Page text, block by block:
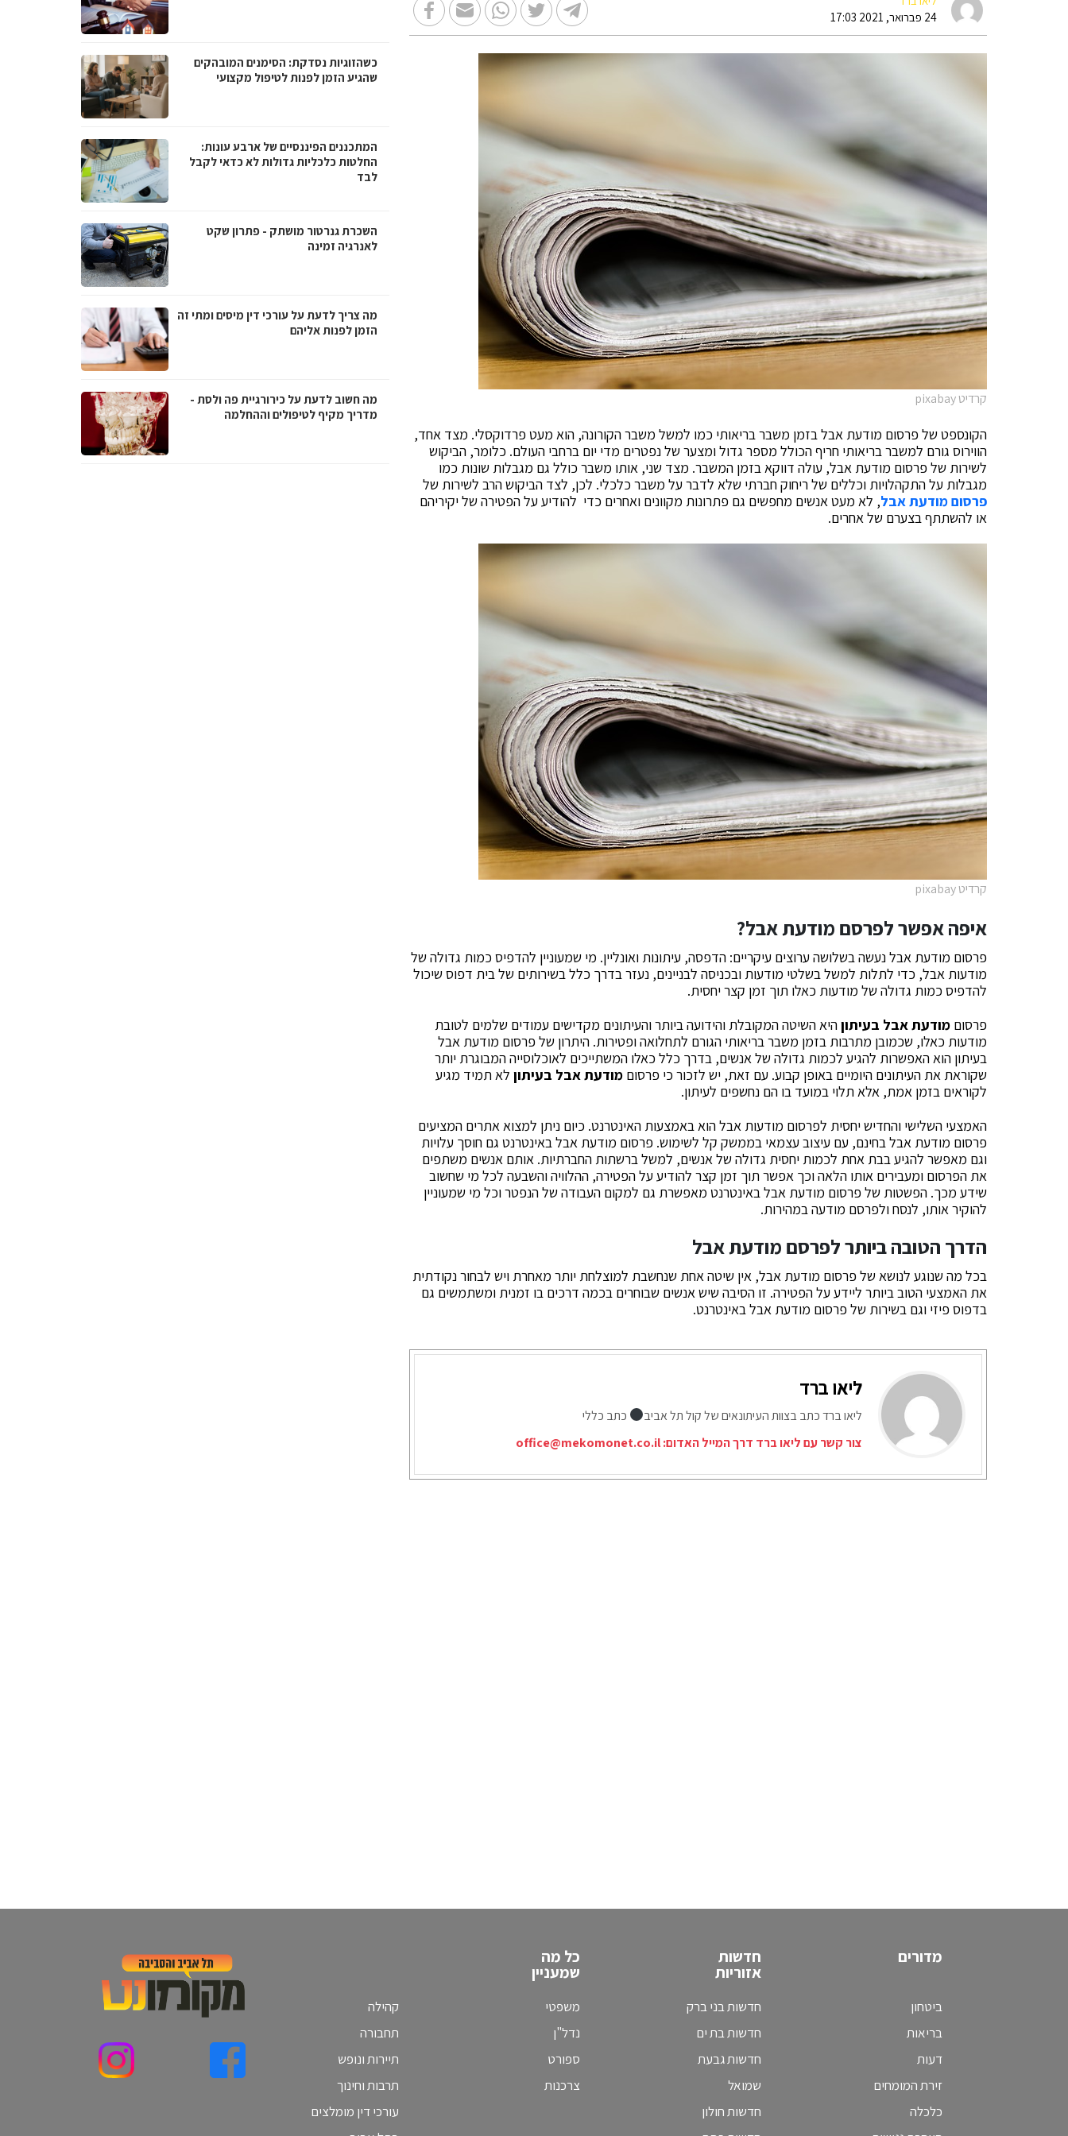
24 פברואר, 2021 17:03
קרדיט pixabay
הקונספט של פרסום מודעת אבל בזמן משבר בריאותי כמו למשל משבר הקורונה, הוא מעט פרדוקסלי. מצד אחד,
הווירוס גורם למשבר בריאותי חריף הכולל מספר גדול ומצער של נפטרים מדי יום ברחבי העולם. כלומר, הביקוש
לשירות של פרסום מודעת אבל, עולה דווקא בזמן המשבר. מצד שני, אותו משבר כולל גם מגבלות שונות כמו
מגבלות על התקהלויות וכללים של ריחוק חברתי שלא לדבר על משבר כלכלי. לכן, לצד הביקוש הרב לשירות של
פרסום מודעת אבל, לא מעט אנשים מחפשים גם פתרונות מקוונים ואחרים כדי להודיע על הפטירה של יקיריהם
או להשתתף בצערם של אחרים.
קרדיט pixabay
איפה אפשר לפרסם מודעת אבל?
פרסום מודעת אבל נעשה בשלושה ערוצים עיקריים: הדפסה, עיתונות ואונליין. מי שמעוניין להדפיס כמות גדולה של
מודעות אבל, כדי לתלות למשל בשלטי מודעות ובכניסה לבניינים, נעזר בדרך כלל בשירותים של בית דפוס שיכול
להדפיס כמות גדולה של מודעות כאלו תוך זמן קצר יחסית.
פרסום מודעת אבל בעיתוןהיא השיטה המקובלת והידועה ביותר והעיתונים מקדישים עמודים שלמים לטובת
מודעות כאלו, שכמובן מתרבות בזמן משבר בריאותי הגורם לתחלואה ופטירות. היתרון של פרסום מודעת אבל
בעיתון הוא האפשרות להגיע לכמות גדולה של אנשים, בדרך כלל כאלו המשתייכים לאוכלוסייה המבוגרת יותר
שקוראת את העיתונים היומיים באופן קבוע. עם זאת, יש לזכור כי פרסום מודעת אבל בעיתון לא תמיד מגיע
לקוראים בזמן אמת, אלא תלוי במועד בו הם נחשפים לעיתון.
האמצעי השלישי והחדיש יחסית לפרסום מודעות אבל הוא באמצעות האינטרנט. כיום ניתן למצוא אתרים המציעים
פרסום מודעת אבל בחינם, עם עיצוב עצמאי בממשק קל לשימוש. פרסום מודעת אבל באינטרנט גם חוסך עלויות
וגם מאפשר להגיע בבת אחת לכמות יחסית גדולה של אנשים, למשל ברשתות החברתיות. אותם אנשים משתפים
את הפרסום ומעבירים אותו הלאה וכך אפשר תוך זמן קצר להודיע על הפטירה, ההלוויה והשבעה לכל מי שחשוב
שידע מכך. הפשטות של פרסום מודעת אבל באינטרנט מאפשרת גם למקום העבודה של הנפטר וכל מי שמעוניין
להוקיר אותו, לנסח ולפרסם מודעה במהירות.
הדרך הטובה ביותר לפרסם מודעת אבל
בכל מה שנוגע לנושא של פרסום מודעת אבל, אין שיטה אחת שנחשבת למוצלחת יותר מאחרת ויש לבחור נקודתית
את האמצעי הטוב ביותר ליידע על הפטירה. זו הסיבה שיש אנשים שבוחרים בכמה דרכים בו זמנית ומשתמשים גם
בדפוס פיזי וגם בשירות של פרסום מודעת אבל באינטרנט.
ליאו ברד
ליאו ברד כתב בצוות העיתונאים של קול תל אביב
כתב כללי
צור קשר עם ליאו ברד דרך המייל האדום:office@mekomonet.co.il
כשהזוגיות נסדקת: הסימנים המובהקים
שהגיע הזמן לפנות לטיפול מקצועי
המתכננים הפיננסיים של ארבע עונות:
החלטות כלכליות גדולות לא כדאי לקבל
לבד
השכרת גנרטור מושתק - פתרון שקט
לאנרגיה זמינה
מה צריך לדעת על עורכי דין מיסים ומתי זה
הזמן לפנות אליהם
מה חשוב לדעת על כירורגיית פה ולסת -
מדריך מקיף לטיפולים וההחלמה
מדורים
ביטחון
בריאות
דעות
זירת המומחים
כלכלה
חדשות
אזוריות
חדשות בני ברק
חדשות בת ים
חדשות גבעת
שמואל
חדשות חולון
כל מה
שמעניין
משפטי
נדל"ן
ספורט
צרכנות
קהילה
תחבורה
תיירות ונופש
תרבות וחינוך
עורכי דין מומלצים